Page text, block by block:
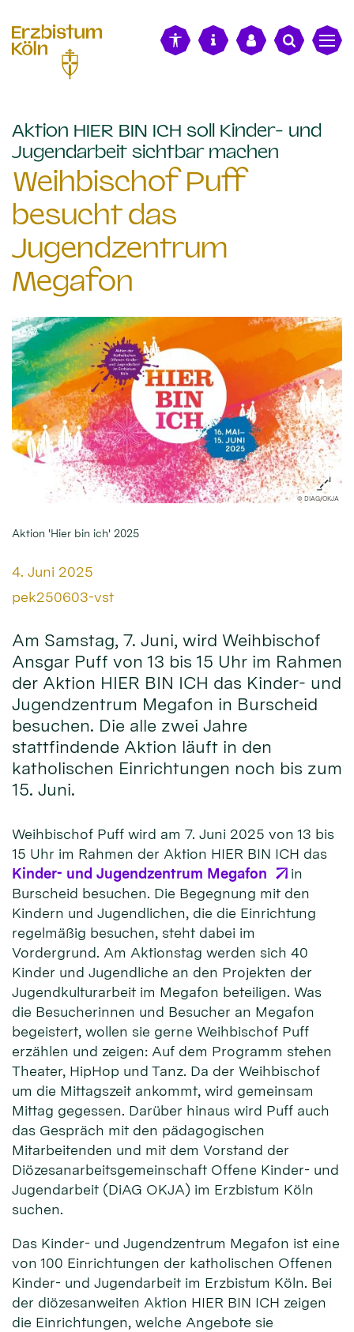
Aktion HIER BIN ICH soll Kinder- und
Jugendarbeit sichtbar machen
Weihbischof Puff
besucht das
Jugendzentrum
Megafon
© DIAG/OKJA
Aktion 'Hier bin ich' 2025
Datum:
4. Juni 2025
Von:
pek250603-vst
Am Samstag, 7. Juni, wird Weihbischof
Ansgar Puff von 13 bis 15 Uhr im Rahmen
der Aktion HIER BIN ICH das Kinder- und
Jugendzentrum Megafon in Burscheid
besuchen. Die alle zwei Jahre
stattfindende Aktion läuft in den
katholischen Einrichtungen noch bis zum
15. Juni.
Weihbischof Puff wird am 7. Juni 2025 von 13 bis
15 Uhr im Rahmen der Aktion HIER BIN ICH das
Kinder- und Jugendzentrum Megafon
in
Burscheid besuchen. Die Begegnung mit den
Kindern und Jugendlichen, die die Einrichtung
regelmäßig besuchen, steht dabei im
Vordergrund. Am Aktionstag werden sich 40
Kinder und Jugendliche an den Projekten der
Jugendkulturarbeit im Megafon beteiligen. Was
die Besucherinnen und Besucher an Megafon
begeistert, wollen sie gerne Weihbischof Puff
erzählen und zeigen: Auf dem Programm stehen
Theater, HipHop und Tanz. Da der Weihbischof
um die Mittagszeit ankommt, wird gemeinsam
Mittag gegessen. Darüber hinaus wird Puff auch
das Gespräch mit den pädagogischen
Mitarbeitenden und mit dem Vorstand der
Diözesanarbeitsgemeinschaft Offene Kinder- und
Jugendarbeit (DiAG OKJA) im Erzbistum Köln
suchen.
Das Kinder- und Jugendzentrum Megafon ist eine
von 100 Einrichtungen der katholischen Offenen
Kinder- und Jugendarbeit im Erzbistum Köln. Bei
der diözesanweiten Aktion HIER BIN ICH zeigen
die Einrichtungen, welche Angebote sie